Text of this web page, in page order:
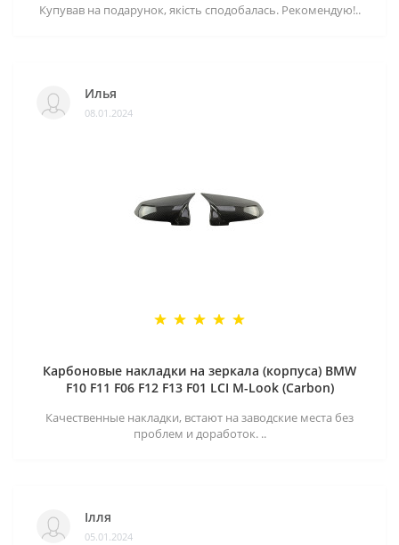
Купував на подарунок, якість сподобалась. Рекомендую!..
Илья
08.01.2024
Карбоновые накладки на зеркала (корпуса) BMW
F10 F11 F06 F12 F13 F01 LCI M-Look (Carbon)
Качественные накладки, встают на заводские места без
проблем и доработок. ..
Ілля
05.01.2024